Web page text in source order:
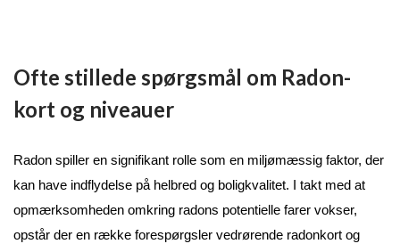
Ofte stillede spørgsmål om Radon-
kort og niveauer
Radon spiller en signifikant rolle som en miljømæssig faktor, der
kan have indflydelse på helbred og boligkvalitet. I takt med at
opmærksomheden omkring radons potentielle farer vokser,
opstår der en række forespørgsler vedrørende radonkort og